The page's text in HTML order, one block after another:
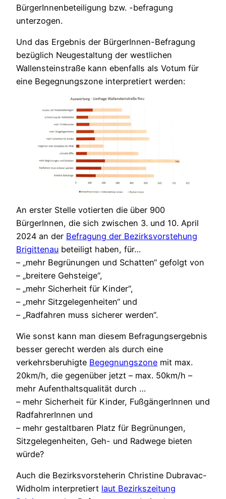
BürgerInnenbeteiligung bzw. -befragung
unterzogen.
Und das Ergebnis der BürgerInnen-Befragung
bezüglich Neugestaltung der westlichen
Wallensteinstraße kann ebenfalls als Votum für
eine Begegnungszone interpretiert werden:
An erster Stelle votierten die über 900
BürgerInnen, die sich zwischen 3. und 10. April
2024 an der Befragung der Bezirksvorstehung
Brigittenau beteiligt haben, für…
– „mehr Begrünungen und Schatten“ gefolgt von
– „breitere Gehsteige“,
– „mehr Sicherheit für Kinder“,
– „mehr Sitzgelegenheiten“ und
– „Radfahren muss sicherer werden“.
Wie sonst kann man diesem Befragungsergebnis
besser gerecht werden als durch eine
verkehrsberuhigte Begegnungszone mit max.
20km/h, die gegenüber jetzt – max. 50km/h –
mehr Aufenthaltsqualität durch …
– mehr Sicherheit für Kinder, FußgängerInnen und
RadfahrerInnen und
– mehr gestaltbaren Platz für Begrünungen,
Sitzgelegenheiten, Geh- und Radwege bieten
würde?
Auch die Bezirksvorsteherin Christine Dubravac-
Widholm interpretiert laut Bezirkszeitung